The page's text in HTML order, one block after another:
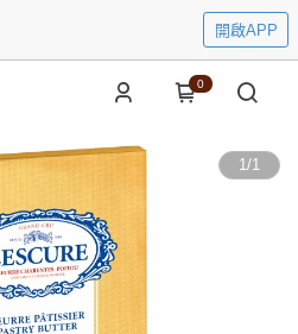
開啟APP
0
1/1